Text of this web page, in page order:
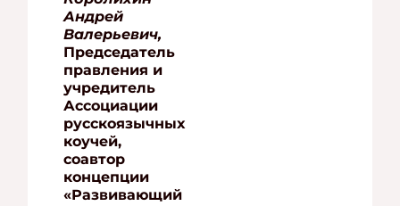
Андрей
Валерьевич,
Председатель
правления и
учредитель
Ассоциации
русскоязычных
коучей,
соавтор
концепции
«Развивающий